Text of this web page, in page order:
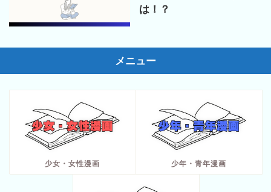
は！？
メニュー
少女・女性漫画 少年・青年漫画